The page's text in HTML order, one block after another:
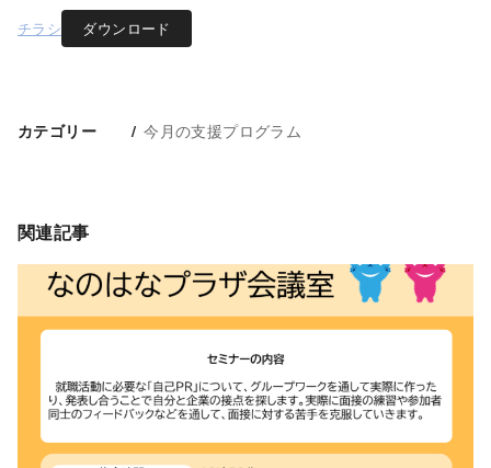
チラシ ダウンロード
カテゴリー 今月の支援プログラム
関連記事